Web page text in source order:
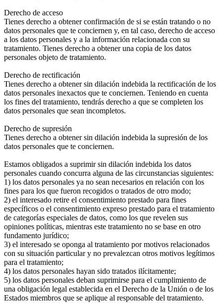
Derecho de acceso
Tienes derecho a obtener confirmación de si se están tratando o no
datos personales que te conciernen y, en tal caso, derecho de acceso
a los datos personales y a la información relacionada con su
tratamiento. Tienes derecho a obtener una copia de los datos
personales objeto de tratamiento.
Derecho de rectificación
Tienes derecho a obtener sin dilación indebida la rectificación de los
datos personales inexactos que te conciernen. Teniendo en cuenta
los fines del tratamiento, tendrás derecho a que se completen los
datos personales que sean incompletos.
Derecho de supresión
Tienes derecho a obtener sin dilación indebida la supresión de los
datos personales que te conciernen.
Estamos obligados a suprimir sin dilación indebida los datos
personales cuando concurra alguna de las circunstancias siguientes:
1) los datos personales ya no sean necesarios en relación con los
fines para los que fueron recogidos o tratados de otro modo;
2) el interesado retire el consentimiento prestado para fines
específicos o el consentimiento expreso prestado para el tratamiento
de categorías especiales de datos, como los que revelen sus
opiniones políticas, mientras este tratamiento no se base en otro
fundamento jurídico;
3) el interesado se oponga al tratamiento por motivos relacionados
con su situación particular y no prevalezcan otros motivos legítimos
para el tratamiento;
4) los datos personales hayan sido tratados ilícitamente;
5) los datos personales deban suprimirse para el cumplimiento de
una obligación legal establecida en el Derecho de la Unión o de los
Estados miembros que se aplique al responsable del tratamiento.